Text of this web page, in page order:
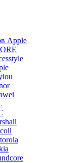
Apple